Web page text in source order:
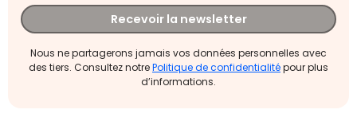
Recevoir la newsletter
Nous ne partagerons jamais vos données personnelles avec
des tiers. Consultez notrePolitique de confidentialitépour plus
d’informations.